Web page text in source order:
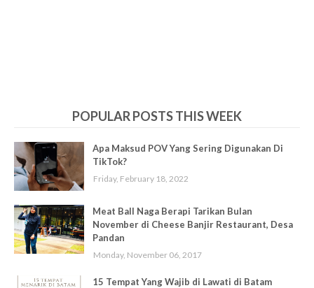
POPULAR POSTS THIS WEEK
Apa Maksud POV Yang Sering Digunakan Di
TikTok?
Friday, February 18, 2022
Meat Ball Naga Berapi Tarikan Bulan
November di Cheese Banjir Restaurant, Desa
Pandan
Monday, November 06, 2017
15 Tempat Yang Wajib di Lawati di Batam